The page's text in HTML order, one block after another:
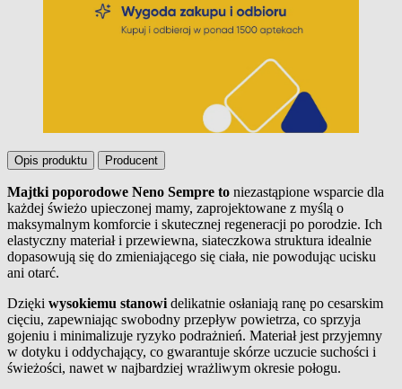
Opis produktu Producent
Opis produktu
Majtki poporodowe Neno Sempre to niezastąpione wsparcie dla
każdej świeżo upieczonej mamy, zaprojektowane z myślą o
maksymalnym komforcie i skutecznej regeneracji po porodzie. Ich
elastyczny materiał i przewiewna, siateczkowa struktura idealnie
dopasowują się do zmieniającego się ciała, nie powodując ucisku
ani otarć.
Dzięki wysokiemu stanowi delikatnie osłaniają ranę po cesarskim
cięciu, zapewniając swobodny przepływ powietrza, co sprzyja
gojeniu i minimalizuje ryzyko podrażnień. Materiał jest przyjemny
w dotyku i oddychający, co gwarantuje skórze uczucie suchości i
świeżości, nawet w najbardziej wrażliwym okresie połogu.